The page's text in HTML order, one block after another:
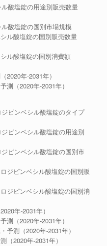
酸塩錠の用途別販売数量
酸塩錠の国別市場規模
ル酸塩錠の国別販売数量
ル酸塩錠の国別消費額
2020年-2031年）
測（2020年-2031年）
ピンベシル酸塩錠のタイプ
ピンベシル酸塩錠の用途別
ピンベシル酸塩錠の国別市
ジピンベシル酸塩錠の国別販
ジピンベシル酸塩錠の国別消
年-2031年）
測（2020年-2031年）
予測（2020年-2031年）
（2020年-2031年）